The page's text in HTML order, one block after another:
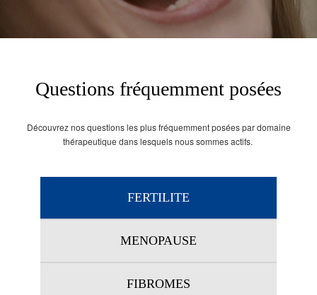
Questions fréquemment posées
Découvrez nos questions les plus fréquemment posées par domaine
thérapeutique dans lesquels nous sommes actifs.
FERTILITE
MENOPAUSE
FIBROMES